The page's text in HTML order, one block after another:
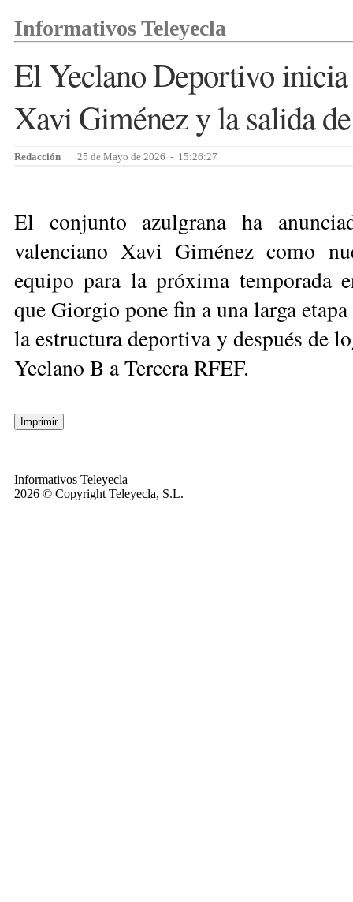
Informativos Teleyecla
El Yeclano Deportivo inicia
Xavi Giménez y la salida
Redacción | 25 de Mayo de 2026 - 15:26:27
El conjunto azulgrana ha
valenciano Xavi Giménez como
equipo para la próxima temporada
que Giorgio pone fin a una larga
la estructura deportiva y después de
Yeclano B a Tercera RFEF.
Informativos Teleyecla
2026 © Copyright Teleyecla, S.L.